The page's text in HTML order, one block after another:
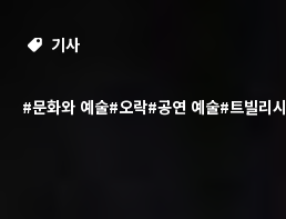
기사
#문화와 예술#오락#공연 예술#트빌리시